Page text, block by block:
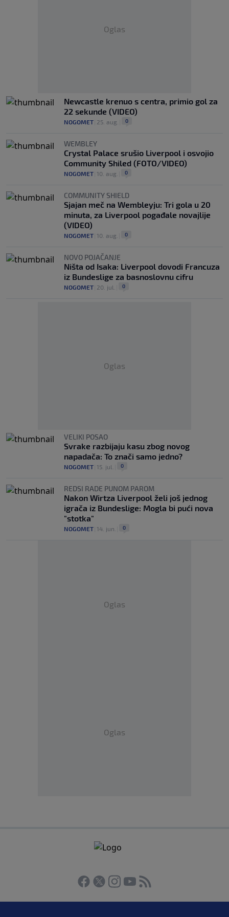
Oglas
Newcastle krenuo s centra, primio gol za
22 sekunde (VIDEO)
NOGOMET 25. aug. 0
WEMBLEY
Crystal Palace srušio Liverpool i osvojio
Community Shiled (FOTO/VIDEO)
NOGOMET 10. aug. 0
COMMUNITY SHIELD
Sjajan meč na Wembleyju: Tri gola u 20
minuta, za Liverpool pogađale novajlije
(VIDEO)
NOGOMET 10. aug. 0
NOVO POJAČANJE
Ništa od Isaka: Liverpool dovodi Francuza
iz Bundeslige za basnoslovnu cifru
NOGOMET 20. jul. 0
Oglas
VELIKI POSAO
Svrake razbijaju kasu zbog novog
napadača: To znači samo jedno?
NOGOMET 15. jul. 0
REDSI RADE PUNOM PAROM
Nakon Wirtza Liverpool želi još jednog
igrača iz Bundeslige: Mogla bi pući nova
"stotka"
NOGOMET 14. jun. 0
Oglas
Oglas